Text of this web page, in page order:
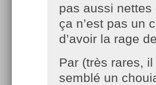
pas aussi nettes
ça n’est pas un
d’avoir la rage
Par (très rares,
semblé un